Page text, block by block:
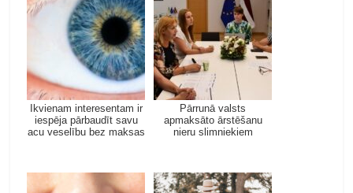
Ikvienam interesentam ir
iespēja pārbaudīt savu
acu veselību bez maksas
Pārrunā valsts
apmaksāto ārstēšanu
nieru slimniekiem